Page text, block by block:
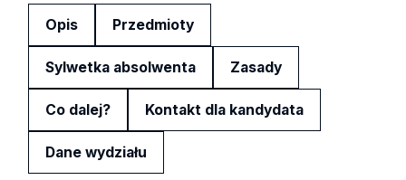
Opis Przedmioty
Sylwetka absolwenta Zasady
Co dalej? Kontakt dla kandydata
Dane wydziału